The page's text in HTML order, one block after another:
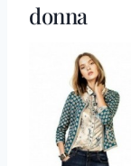
donna